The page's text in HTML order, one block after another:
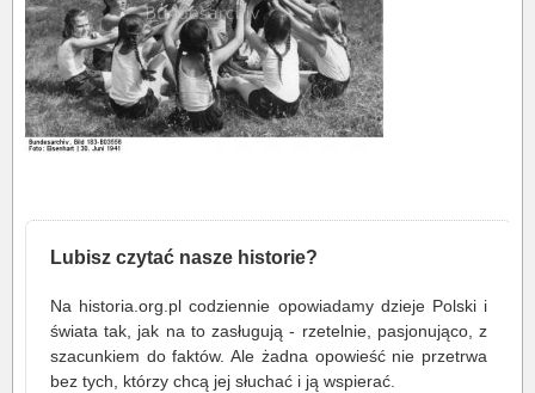
Lubisz czytać nasze historie?
Na historia.org.pl codziennie opowiadamy dzieje Polski i
świata tak, jak na to zasługują - rzetelnie, pasjonująco, z
szacunkiem do faktów. Ale żadna opowieść nie przetrwa
bez tych, którzy chcą jej słuchać i ją wspierać.